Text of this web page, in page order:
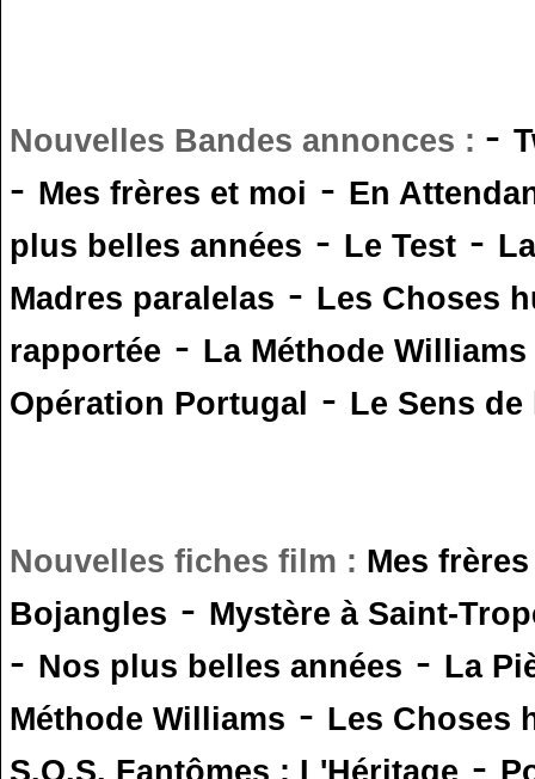
Nouvelles Bandes annonces : -
- Mes frères et moi - En
plus belles années - Le Test -
Madres paralelas - Les Choses
rapportée - La Méthode Williams
Opération Portugal - Le Sens
Nouvelles fiches film : Mes
Bojangles - Mystère à Saint-
- Nos plus belles années - La
Méthode Williams - Les Choses
S.O.S. Fantômes : L'Héritage -